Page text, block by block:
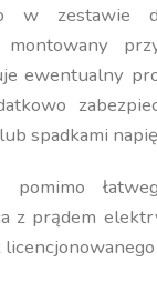
w zestawie
montowany
ewentualny
spadkami
pomimo
z prądem